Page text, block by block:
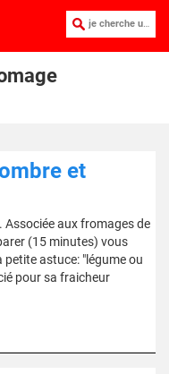
je cherche une recette :
et
aux fromages de
(15 minutes) vous
astuce: "légume ou
pour sa fraicheur